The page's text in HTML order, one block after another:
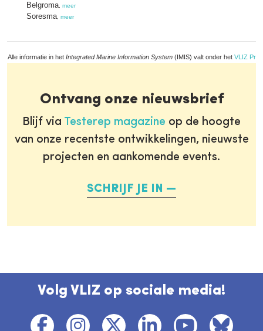
Belgroma meer
Soresma meer
Alle informatie in het Integrated Marine Information System (IMIS) valt onder het VLIZ
Ontvang onze nieuwsbrief
Blijf via Testerep magazine op de hoogte
van onze recentste ontwikkelingen, nieuwste
projecten en aankomende events.
SCHRIJF JE IN
Volg VLIZ op sociale media!